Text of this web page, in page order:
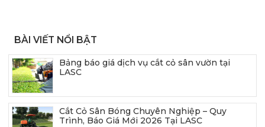
BÀI VIẾT NỔI BẬT
Bảng báo giá dịch vụ cắt cỏ sân vườn tại
LASC
Cắt Cỏ Sân Bóng Chuyên Nghiệp – Quy
Trình, Báo Giá Mới 2026 Tại LASC